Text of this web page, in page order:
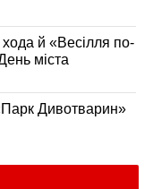
й «Весілля по-
міста
Дивотварин»